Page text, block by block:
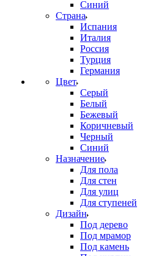
Синий
Страна
Испания
Италия
Россия
Турция
Германия
Цвет
Серый
Белый
Бежевый
Коричневый
Черный
Синий
Назначение
Для пола
Для стен
Для улиц
Для ступеней
Дизайн
Под дерево
Под мрамор
Под камень